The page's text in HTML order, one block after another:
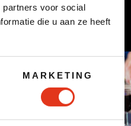
partners voor social
die u aan ze heeft
MARKETING